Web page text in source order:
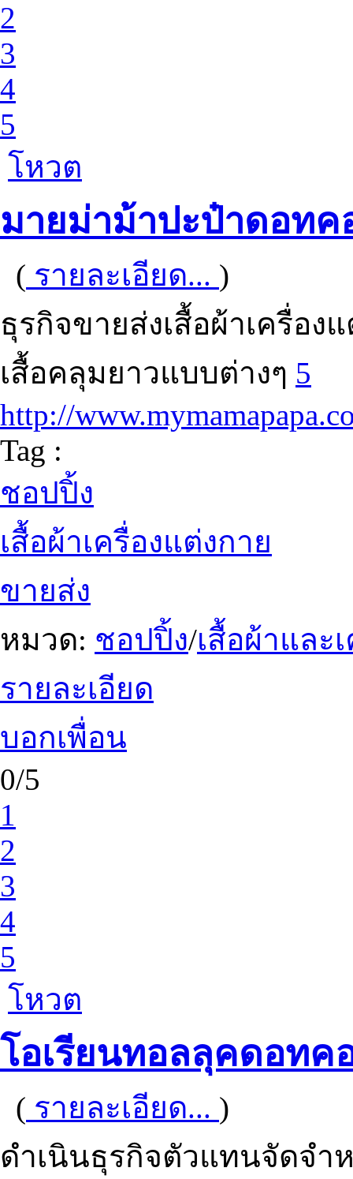
2
3
4
5
โหวต
มายม่าม้าปะป๋าดอทค
( รายละเอียด... )
ธุรกิจขายส่งเสื้อผ้าเครื่อ
เสื้อคลุมยาวแบบต่างๆ 5
http://
Tag :
ชอปปิ้ง
เสื้อผ้าเครื่องแต่งกาย
ขายส่ง
หมวด: ชอปปิ้ง/เสื้อผ้าและ
รายละเอียด
บอกเพื่อน
0/5
1
2
3
4
5
โหวต
โอเรียนทอลลุคดอทค
( รายละเอียด... )
ดำเนินธุรกิจตัวแทนจัดจำ